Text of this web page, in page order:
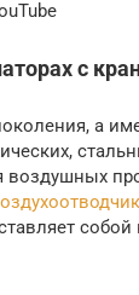
с
а
воздушных
собой